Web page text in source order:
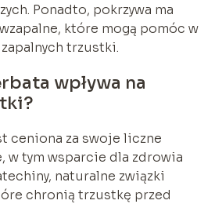
Ponadto, pokrzywa ma
które mogą pomóc w
trzustki.
wpływa na
ceniona za swoje liczne
w tym wsparcie dla zdrowia
naturalne związki
chronią trzustkę przed